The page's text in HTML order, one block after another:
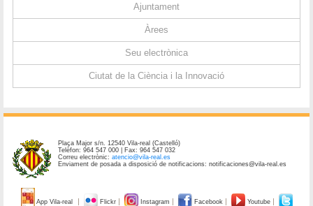
Ajuntament
Àrees
Seu electrònica
Ciutat de la Ciència i la Innovació
Plaça Major s/n. 12540 Vila-real (Castelló)
Telèfon: 964 547 000 | Fax: 964 547 032
Correu electrònic:atencio@vila-real.es
Enviament de posada a disposició de notificacions: notificaciones@vila-real.es
App Vila-real Flickr Instagram Facebook Youtube